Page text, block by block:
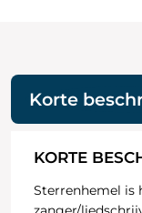
Korte
KORTE
Sterrenhemel is